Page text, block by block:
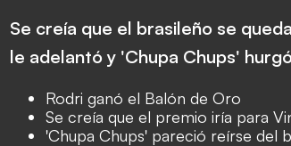
Se creía que el brasileño se
le adelantó y 'Chupa Chups'
Rodri ganó el Balón de Oro
Se creía que el premio iría para
'Chupa Chups' pareció reírse del